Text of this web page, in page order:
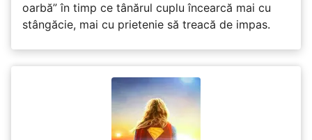
oarbă” în timp ce tânărul cuplu încearcă mai cu
stângăcie, mai cu prietenie să treacă de impas.